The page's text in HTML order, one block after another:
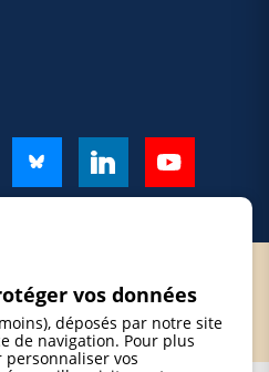
vos données
déposés par notre site
de navigation. Pour plus
vos